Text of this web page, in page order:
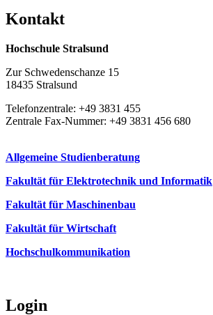
Kon­takt
Hochschule Stralsund
Zur Schwedenschanze 15
18435 Stralsund
Telefonzentrale: +49 3831 455
Zentrale Fax-Nummer: +49 3831 456 680
Allgemeine Studienberatung
Fakultät für Elektrotechnik und Informatik
Fakultät für Maschinenbau
Fakultät für Wirtschaft
Hochschulkommunikation
Login